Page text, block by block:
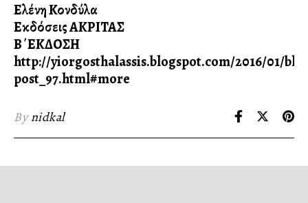
Ελένη Κονδύλα
Εκδόσεις ΑΚΡΙΤΑΣ
Β΄ΕΚΔΟΣΗ
http://yiorgosthalassis.blogspot.com/2016/01/
post_97.html#more
Bynidkal